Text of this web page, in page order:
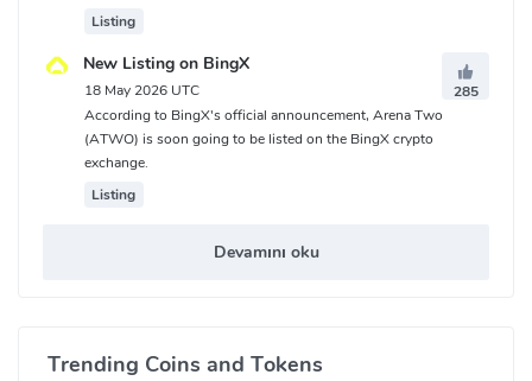
Listing
New Listing on BingX
18 May 2026 UTC
285
According to BingX's official announcement, Arena Two
(ATWO) is soon going to be listed on the BingX crypto
exchange.
Listing
Devamını oku
Trending Coins and Tokens